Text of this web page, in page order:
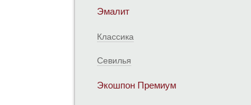
Эмалит
Классика
Севилья
Экошпон Премиум